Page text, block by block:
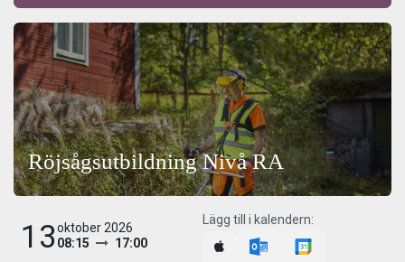
Röjsågsutbildning Nivå RA
13oktober 2026
08:15
17:00
Lägg till i kalendern: